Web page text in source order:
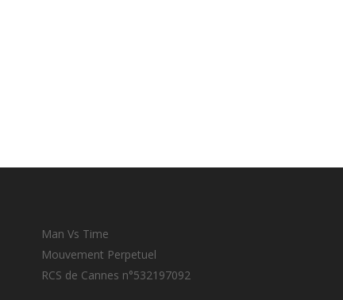
Man Vs Time
Mouvement Perpetuel
RCS de Cannes n°532197092